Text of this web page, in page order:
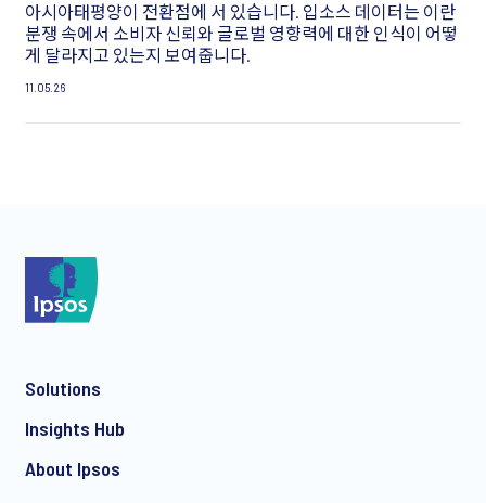
아시아태평양이 전환점에 서 있습니다. 입소스 데이터는 이란
분쟁 속에서 소비자 신뢰와 글로벌 영향력에 대한 인식이 어떻
게 달라지고 있는지 보여줍니다.
11.05.26
Solutions
Insights Hub
About Ipsos